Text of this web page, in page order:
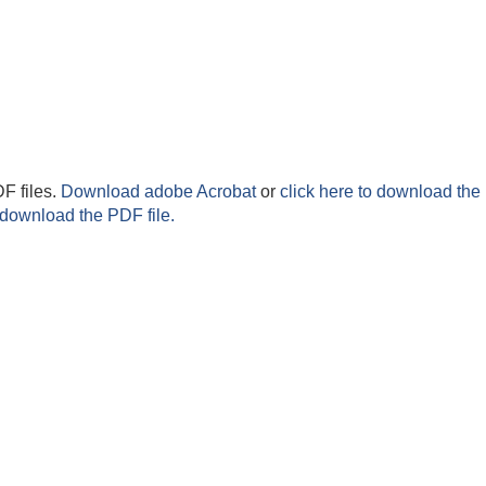
files. Download adobe Acrobator click here to download the
the PDF file.